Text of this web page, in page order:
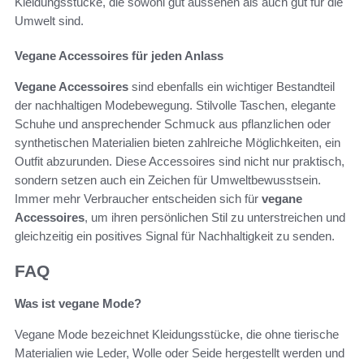
Umwelt sind.
Vegane Accessoires für jeden Anlass
Vegane Accessoires sind ebenfalls ein wichtiger Bestandteil
der nachhaltigen Modebewegung. Stilvolle Taschen, elegante
Schuhe und ansprechender Schmuck aus pflanzlichen oder
synthetischen Materialien bieten zahlreiche Möglichkeiten, ein
Outfit abzurunden. Diese Accessoires sind nicht nur praktisch,
sondern setzen auch ein Zeichen für Umweltbewusstsein.
Immer mehr Verbraucher entscheiden sich für vegane
Accessoires, um ihren persönlichen Stil zu unterstreichen und
gleichzeitig ein positives Signal für Nachhaltigkeit zu senden.
FAQ
Was ist vegane Mode?
Vegane Mode bezeichnet Kleidungsstücke, die ohne tierische
Materialien wie Leder, Wolle oder Seide hergestellt werden und